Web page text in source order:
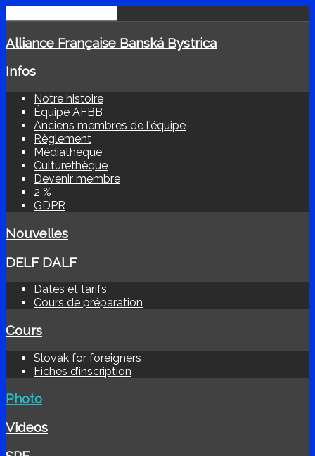
Alliance Française Banská Bystrica
Infos
Notre histoire
Équipe AFBB
Anciens membres de l'équipe
Règlement
Médiathèque
Culturethèque
Devenir membre
2 %
GDPR
Nouvelles
DELF DALF
Dates et tarifs
Cours de préparation
Cours
Slovak for foreigners
Fiches d’inscription
Photo
Videos